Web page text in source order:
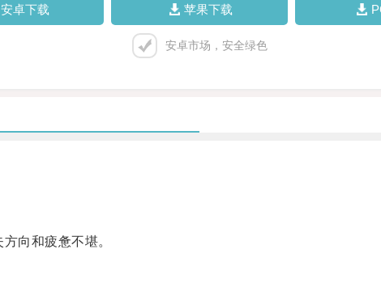
安卓下载 苹果下载
安卓市场，安全绿色
向和疲惫不堪。